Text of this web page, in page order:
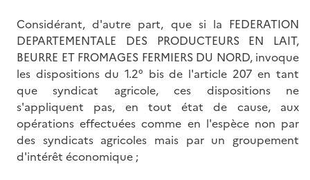
Considérant, d'autre part, que si la FEDERATION
DEPARTEMENTALE DES PRODUCTEURS EN LAIT,
BEURRE ET FROMAGES FERMIERS DU NORD, invoque
les dispositions du 1.2° bis de l'article 207 en tant
que syndicat agricole, ces dispositions ne
s'appliquent pas, en tout état de cause, aux
opérations effectuées comme en l'espèce non par
des syndicats agricoles mais par un groupement
d'intérêt économique ;